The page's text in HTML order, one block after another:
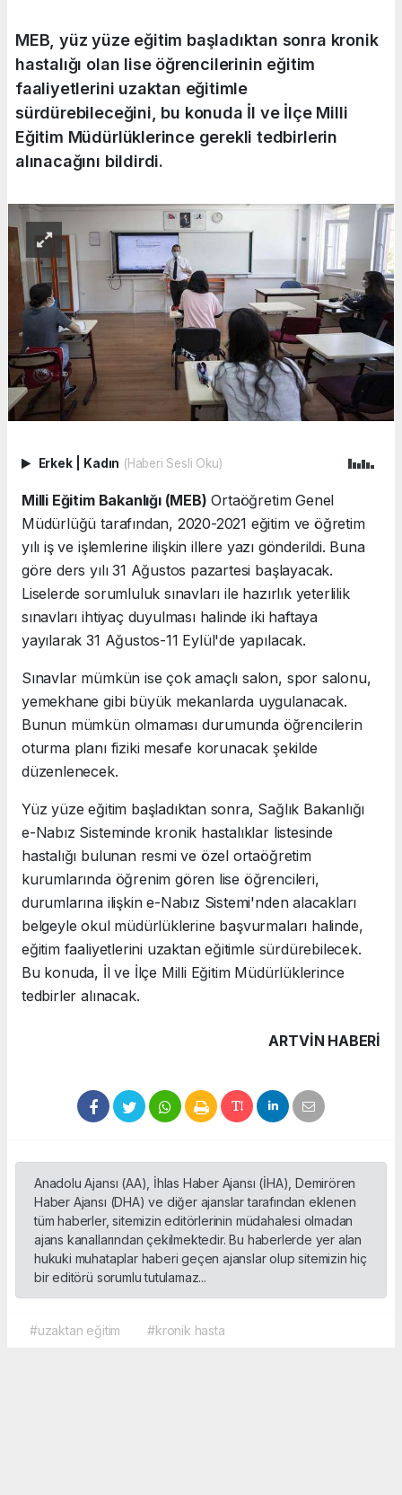
MEB, yüz yüze eğitim başladıktan sonra kronik
hastalığı olan lise öğrencilerinin eğitim
faaliyetlerini uzaktan eğitimle
sürdürebileceğini, bu konuda İl ve İlçe Milli
Eğitim Müdürlüklerince gerekli tedbirlerin
alınacağını bildirdi.
Erkek Kadın (Haberi Sesli Oku)
Milli Eğitim Bakanlığı (MEB) Ortaöğretim Genel
Müdürlüğü tarafından, 2020-2021 eğitim ve öğretim
yılı iş ve işlemlerine ilişkin illere yazı gönderildi. Buna
göre ders yılı 31 Ağustos pazartesi başlayacak.
Liselerde sorumluluk sınavları ile hazırlık yeterlilik
sınavları ihtiyaç duyulması halinde iki haftaya
yayılarak 31 Ağustos-11 Eylül'de yapılacak.
Sınavlar mümkün ise çok amaçlı salon, spor salonu,
yemekhane gibi büyük mekanlarda uygulanacak.
Bunun mümkün olmaması durumunda öğrencilerin
oturma planı fiziki mesafe korunacak şekilde
düzenlenecek.
Yüz yüze eğitim başladıktan sonra, Sağlık Bakanlığı
e-Nabız Sisteminde kronik hastalıklar listesinde
hastalığı bulunan resmi ve özel ortaöğretim
kurumlarında öğrenim gören lise öğrencileri,
durumlarına ilişkin e-Nabız Sistemi'nden alacakları
belgeyle okul müdürlüklerine başvurmaları halinde,
eğitim faaliyetlerini uzaktan eğitimle sürdürebilecek.
Bu konuda, İl ve İlçe Milli Eğitim Müdürlüklerince
tedbirler alınacak.
ARTVIN HABERİ
Anadolu Ajansı (AA), İhlas Haber Ajansı (İHA), Demirören
Haber Ajansı (DHA) ve diğer ajanslar tarafından eklenen
tüm haberler, sitemizin editörlerinin müdahalesi olmadan
ajans kanallarından çekilmektedir. Bu haberlerde yer alan
hukuki muhataplar haberi geçen ajanslar olup sitemizin hiç
bir editörü sorumlu tutulamaz...
#uzaktan eğitim #kronik hasta